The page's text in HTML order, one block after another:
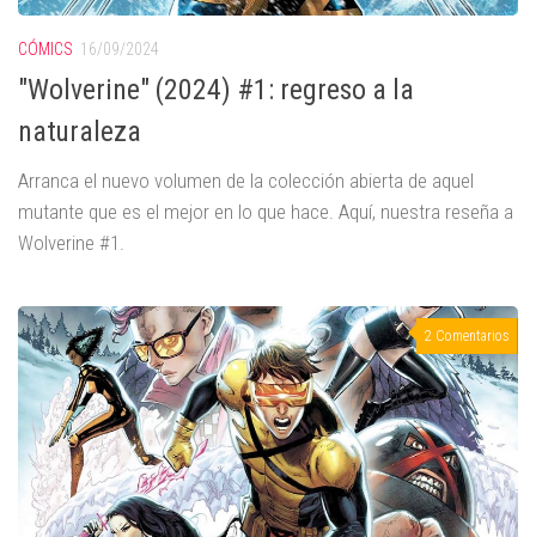
CÓMICS 16/09/2024
"Wolverine" (2024) #1: regreso a la
naturaleza
Arranca el nuevo volumen de la colección abierta de aquel
mutante que es el mejor en lo que hace. Aquí, nuestra reseña a
Wolverine #1.
2 Comentarios